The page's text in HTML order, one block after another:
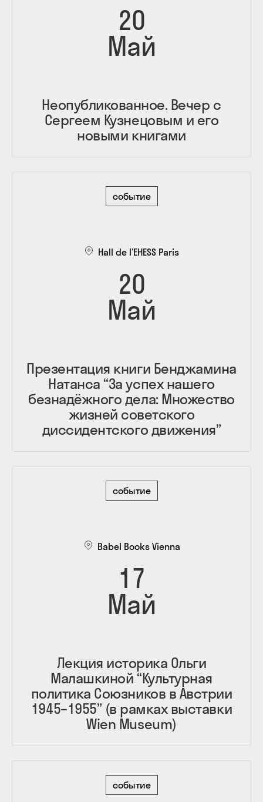
20
Май
Неопубликованное. Вечер с
Сергеем Кузнецовым и его
новыми книгами
событие
Hall de l’EHESS Paris
20
Май
Презентация книги Бенджамина
Натанса “За успех нашего
безнадёжного дела: Множество
жизней советского
диссидентского движения”
событие
Babel Books Vienna
17
Май
Лекция историка Ольги
Малашкиной “Культурная
политика Союзников в Австрии
1945–1955” (в рамках выставки
Wien Museum)
событие